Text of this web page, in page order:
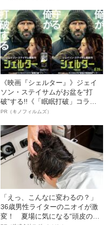
《映画『シェルター』》ジェイ
ソン・ステイサムがお盆を“打
破”する!!《「眠眠打破」コラ
ボ》
PR（キノフィルムズ）
「えっ、こんなに変わるの？」
36歳男性ライターのニオイが激
変！ 夏場に気になる“頭皮のニ